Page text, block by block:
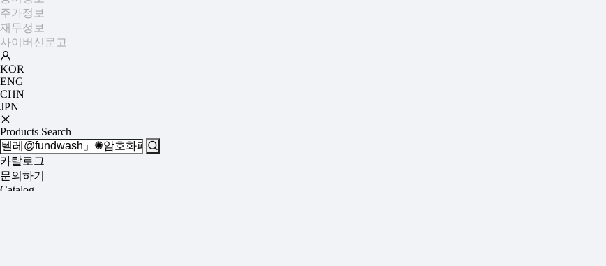
주가정보
재무정보
사이버신문고
KOR
ENG
CHN
JPN
Products Search
카탈로그
문의하기
Catalog